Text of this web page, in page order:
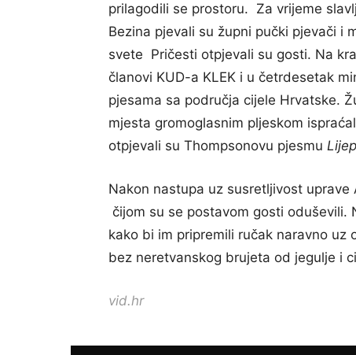
prilagodili se prostoru. Za vrijeme
Bezina pjevali su župni pučki pjevači i
svete Pričesti otpjevali su gosti. Na
članovi KUD-a KLEK i u četrdesetak
pjesama sa područja cijele Hrvatske.
mjesta gromoglasnim pljeskom
otpjevali su Thompsonovu pjesmu
Nakon nastupa uz susretljivost
čijom su se postavom gosti oduševili.
kako bi im pripremili ručak naravno
bez neretvanskog brujeta od jegulje i
vid.hr